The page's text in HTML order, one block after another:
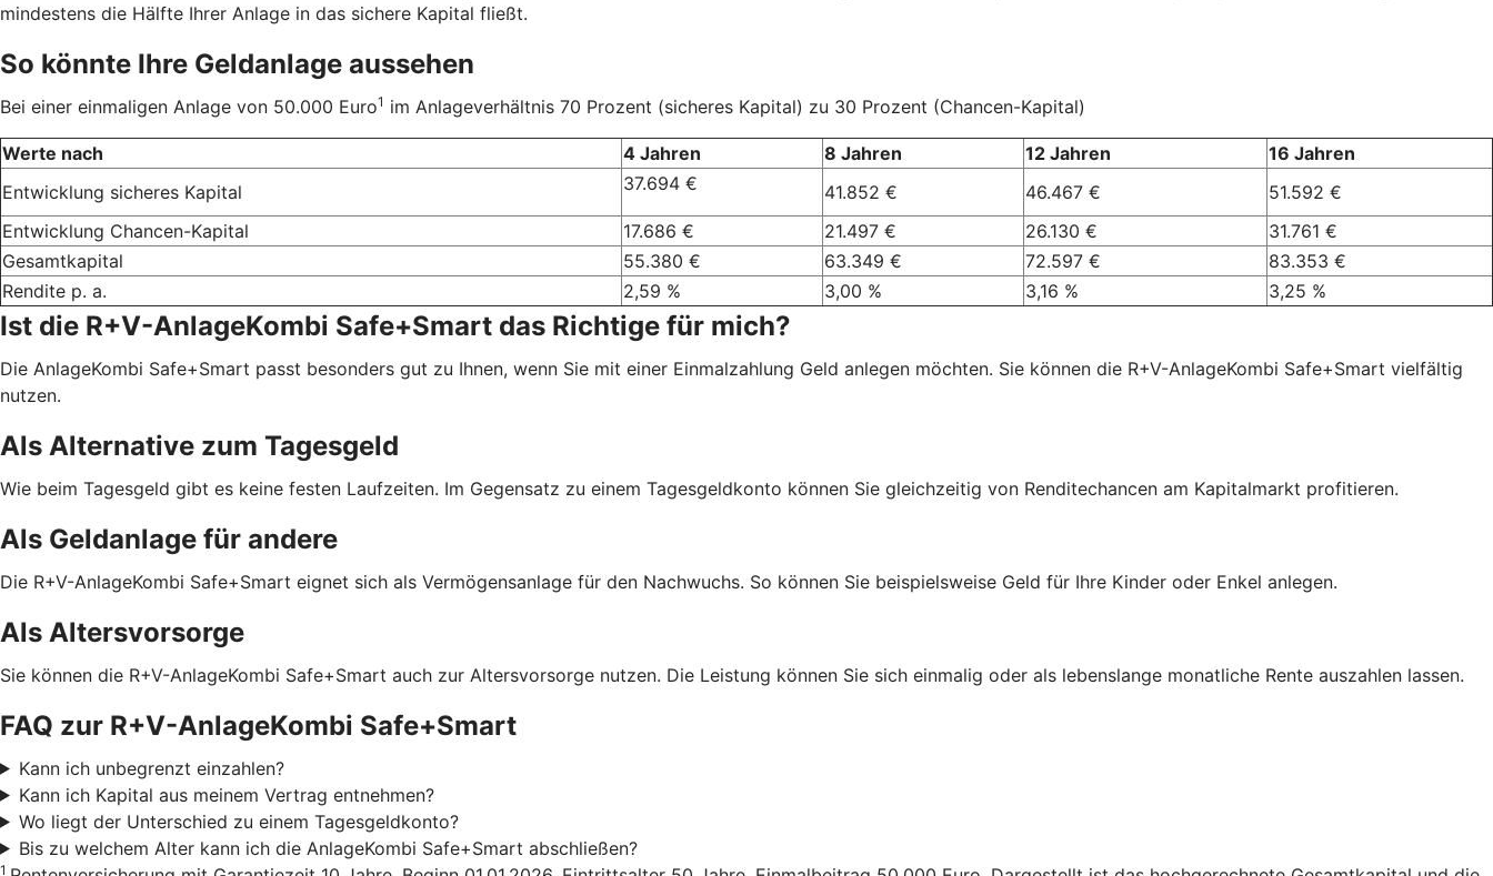
mindestens die Hälfte Ihrer Anlage in das sichere Kapital fließt.
So könnte Ihre Geldanlage aussehen
Bei einer einmaligen Anlage von 50.000 Euro1 im Anlageverhältnis 70 Prozent (sicheres Kapital) zu 30 Prozent (Chancen-Kapital)
Werte nach 4 Jahren 8 Jahren 12 Jahren
16 Jahren
Entwicklung sicheres Kapital
37.694 € 41.852 € 46.467 €
51.592 €
Entwicklung Chancen-Kapital
17.686 € 21.497 € 26.130 €
31.761 €
Gesamtkapital
55.380 € 63.349 € 72.597 €
83.353 €
Rendite p. a.
2,59 % 3,00 % 3,16 % 3,25 %
Ist die R+V-AnlageKombi Safe+Smart das Richtige für mich?
Die AnlageKombi Safe+Smart passt besonders gut zu Ihnen, wenn Sie mit einer Einmalzahlung Geld anlegen möchten. Sie können die R+V-AnlageKombi Safe+Smart vielfältig
nutzen.
Als Alternative zum Tagesgeld
Wie beim Tagesgeld gibt es keine festen Laufzeiten. Im Gegensatz zu einem Tagesgeldkonto können Sie gleichzeitig von Renditechancen am Kapitalmarkt profitieren.
Als Geldanlage für andere
Die R+V-AnlageKombi Safe+Smart eignet sich als Vermögensanlage für den Nachwuchs. So können Sie beispielsweise Geld für Ihre Kinder oder Enkel anlegen.
Als Altersvorsorge
Sie können die R+V-AnlageKombi Safe+Smart auch zur Altersvorsorge nutzen. Die Leistung können Sie sich einmalig oder als lebenslange monatliche Rente auszahlen lassen.
FAQ zur R+V-AnlageKombi Safe+Smart
Kann ich unbegrenzt einzahlen?
Kann ich Kapital aus meinem Vertrag entnehmen?
Wo liegt der Unterschied zu einem Tagesgeldkonto?
Bis zu welchem Alter kann ich die AnlageKombi Safe+Smart abschließen?
1